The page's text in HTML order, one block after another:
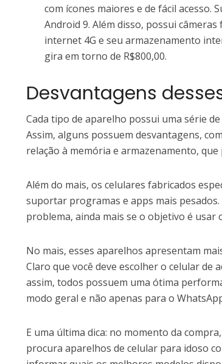
com ícones maiores e de fácil acesso.
Android 9. Além disso, possui
internet 4G e seu armazenamento
gira em torno de R$800,00.
Desvantagens
Cada tipo de aparelho possui uma série
Assim, alguns possuem desvantagens,
relação à memória e armazenamento, que
Além do mais, os celulares fabricados
suportar programas e apps mais
problema, ainda mais se o objetivo é usar
No mais, esses aparelhos apresentam
Claro que você deve escolher o celular de
assim, todos possuem uma ótima
modo geral e não apenas para o
E uma última dica: no momento da
procura aparelhos de celular para idoso